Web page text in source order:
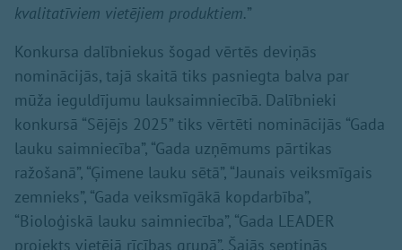
kvalitatīviem vietējiem produktiem.”
Konkursa dalībniekus šogad vērtēs deviņās
nominācijās, tajā skaitā tiks pasniegta balva par
mūža ieguldījumu lauksaimniecībā. Dalībnieki
konkursā “Sējējs 2025” tiks vērtēti nominācijās “Gada
lauku saimniecība”, “Gada uzņēmums pārtikas
ražošanā”, “Ģimene lauku sētā”, “Jaunais veiksmīgais
zemnieks”, “Gada veiksmīgākā kopdarbība”,
“Bioloģiskā lauku saimniecība”, “Gada LEADER
projekts vietējā rīcības grupā”. Šajās septiņās